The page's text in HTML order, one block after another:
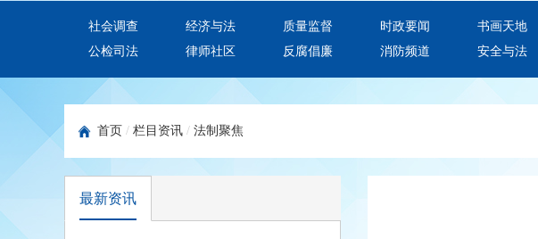
社会调查 经济与法 质量监督 时政要闻 书画天地
公检司法
律师社区 反腐倡廉 消防频道 安全与法
首页 / 栏目资讯 / 法制聚焦
最新资讯